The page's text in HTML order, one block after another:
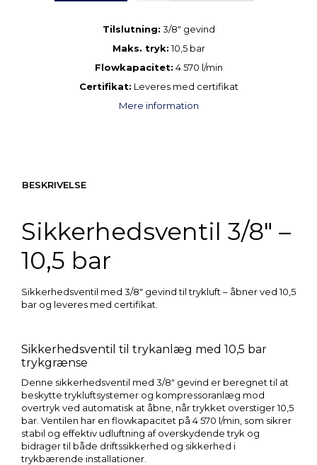
Tilslutning: 3/8″ gevind
Maks. tryk:10,5 bar
Flowkapacitet: 4 570 l/min
Certifikat: Leveres med certifikat
Mere information
BESKRIVELSE
Sikkerhedsventil 3/8″ –
10,5 bar
Sikkerhedsventil med 3/8″ gevind til trykluft – åbner ved 10,5
bar og leveres med certifikat.
Sikkerhedsventil til trykanlæg med 10,5 bar
trykgrænse
Denne sikkerhedsventil med 3/8″ gevind er beregnet til at
beskytte trykluftsystemer og kompressoranlæg mod
overtryk ved automatisk at åbne, når trykket overstiger 10,5
bar. Ventilen har en flowkapacitet på 4 570 l/min, som sikrer
stabil og effektiv udluftning af overskydende tryk og
bidrager til både driftssikkerhed og sikkerhed i
trykbærende installationer.